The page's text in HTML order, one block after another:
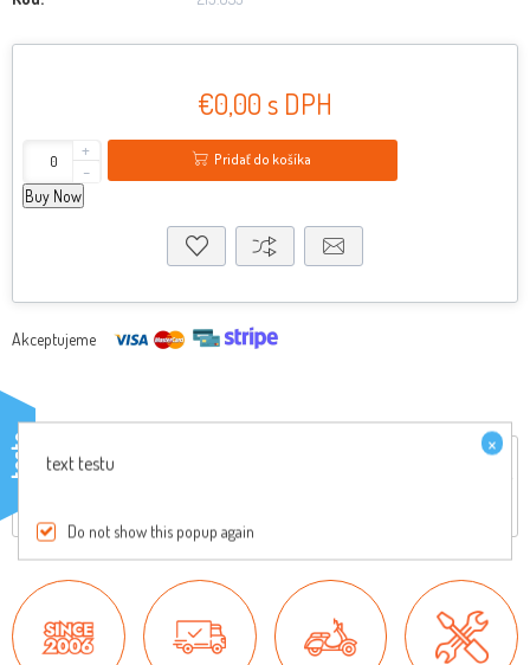
€0,00 s DPH
+
-
Pridať do košíka
Buy Now
Akceptujeme
Reviews
testo ×
text testu
Do not show this popup again